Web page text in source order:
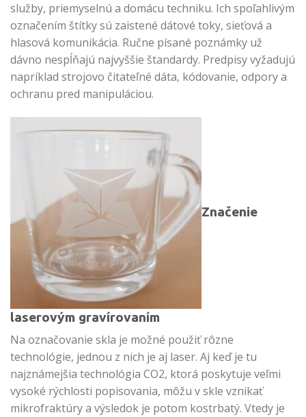
služby, priemyselnú a domácu techniku. Ich spoľahlivým
označením štítky sú zaistené dátové toky, sieťová a
hlasová komunikácia. Ručne písané poznámky už
dávno nespĺňajú najvyššie štandardy. Predpisy vyžadujú
napríklad strojovo čitateľné dáta, kódovanie, odpory a
ochranu pred manipuláciou.
Značenie
laserovým gravírovaním
Na označovanie skla je možné použiť rôzne
technológie, jednou z nich je aj laser. Aj keď je tu
najznámejšia technológia CO2, ktorá poskytuje veľmi
vysoké rýchlosti popisovania, môžu v skle vznikať
mikrofraktúry a výsledok je potom kostrbatý. Vtedy je